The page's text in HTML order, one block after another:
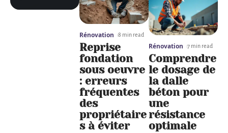
Rénovation 8 min read
Reprise
fondation
sous oeuvre
: erreurs
fréquentes
des
propriétaire
s à éviter
Rénovation 7 min read
Comprendre
le dosage de
la dalle
béton pour
une
résistance
optimale